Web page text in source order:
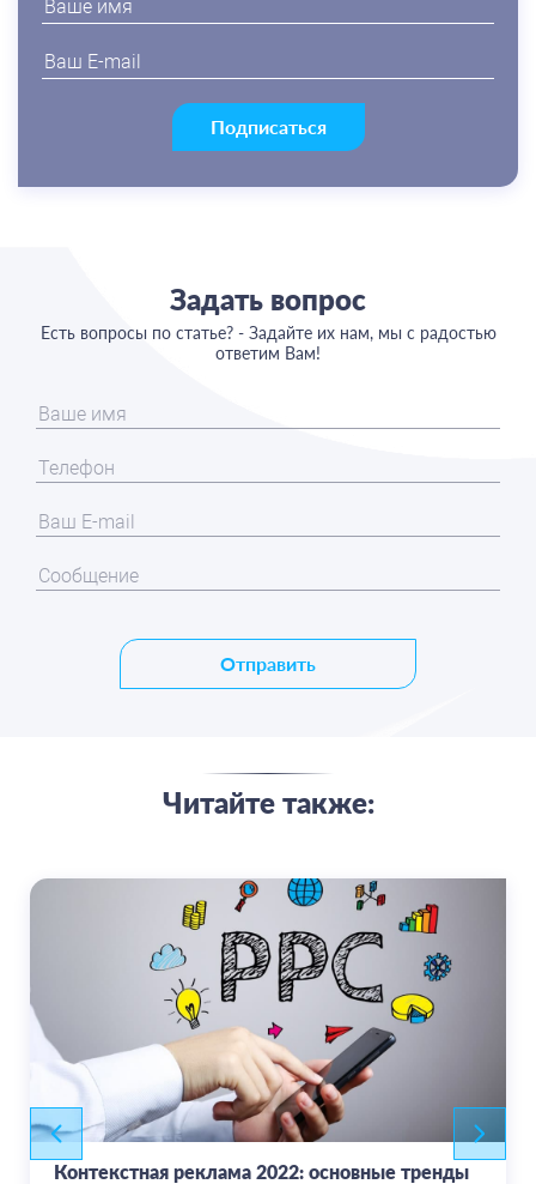
Подписаться
Задать вопрос
Есть вопросы по статье? - Задайте их нам, мы с радостью
ответим Вам!
Отправить
Читайте также:
Контекстная реклама 2022: основные тренды